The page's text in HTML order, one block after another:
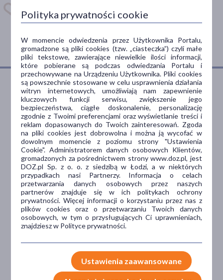
Dostępna w
Dlaczego DOZ.pl
Niższe koszta leczenia
Darmowa dostawa do Apteki
Bezpłatna Infolinia dla
Pacjentów.
Bezpieczeństwo
Encyklopedia leków i ziół
Polityka prywatności cookie
W momencie odwiedzenia przez Użytkownika Portalu,
gromadzone są pliki cookies (tzw. „ciasteczka”) czyli małe
pliki tekstowe, zawierające niewielkie ilości informacji,
które pobierane są podczas odwiedzania Portalu i
przechowywane na Urządzeniu Użytkownika. Pliki cookies
są powszechnie stosowane w celu usprawnienia działania
witryn internetowych, umożliwiają nam zapewnienie
kluczowych funkcji serwisu, zwiększenie jego
bezpieczeństwa, ciągłe doskonalenie, personalizację
zgodnie z Twoimi preferencjami oraz wyświetlanie treści i
reklam dopasowanych do Twoich zainteresowań. Zgoda
na pliki cookies jest dobrowolna i można ją wycofać w
dowolnym momencie z poziomu strony "Ustawienia
Cookie". Administratorem danych osobowych Klientów,
gromadzonych za pośrednictwem strony www.doz.pl, jest
DOZ.pl Sp. z o. o. z siedzibą w Łodzi, a w niektórych
przypadkach nasi Partnerzy. Informacja o celach
przetwarzania danych osobowych przez naszych
partnerów znajduje się w ich politykach ochrony
prywatności. Więcej informacji o korzystaniu przez nas z
plików cookies oraz o przetwarzaniu Twoich danych
osobowych, w tym o przysługujących Ci uprawnieniach,
znajdziesz w Polityce prywatności.
Ustawienia zaawansowane